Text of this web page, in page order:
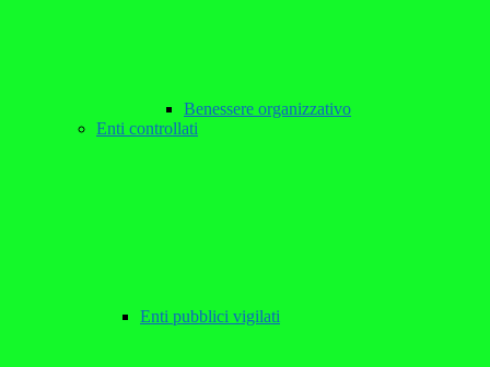
Benessere organizzativo
Enti controllati
Enti pubblici vigilati